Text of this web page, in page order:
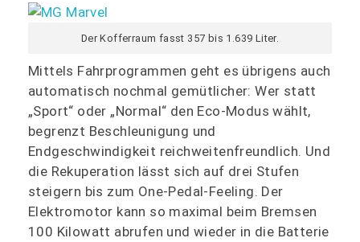
Der Kofferraum fasst 357 bis 1.639 Liter.
Mittels Fahrprogrammen geht es übrigens auch
automatisch nochmal gemütlicher: Wer statt
„Sport“ oder „Normal“ den Eco-Modus wählt,
begrenzt Beschleunigung und
Endgeschwindigkeit reichweitenfreundlich. Und
die Rekuperation lässt sich auf drei Stufen
steigern bis zum One-Pedal-Feeling. Der
Elektromotor kann so maximal beim Bremsen
100 Kilowatt abrufen und wieder in die Batterie